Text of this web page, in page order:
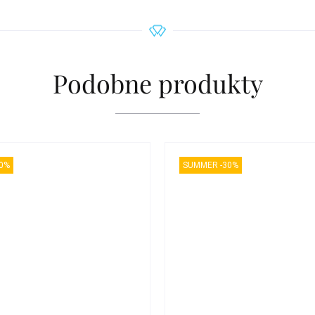
Podobne produkty
SUMMER -30%